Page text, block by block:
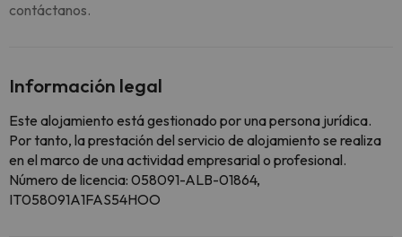
contáctanos.
Información legal
Este alojamiento está gestionado por una persona jurídica.
Por tanto, la prestación del servicio de alojamiento se realiza
en el marco de una actividad empresarial o profesional.
Número de licencia: 058091-ALB-01864,
IT058091A1FAS54HOO